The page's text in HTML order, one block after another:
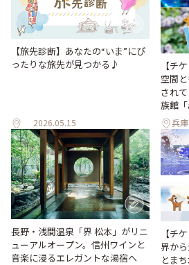
【旅先診断】あなたの“いま”にぴ
ったりな旅先が見つかる♪
2026.05.15
【チ
空間
され
族館
兵
長野・浅間温泉「界 松本」がリニ
ューアルオープン。信州ワインと
音楽に浸るエレガントな湯宿へ
【チ
界か
とま